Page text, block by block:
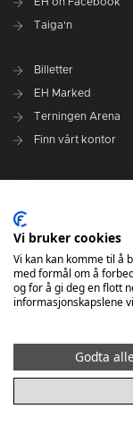
Taiga'n
Billetter
EH Marked
Terningen Arena
Finn vårt kontor
Administrasjonen i
Styre og utvalg
Vi bruker cookies
Vi kan kan komme til å
med formål om å
og for å gi deg en flott
informasjonskapslene
Godta alle